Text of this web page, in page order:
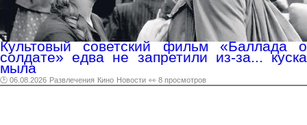
Культовый советский фильм «Баллада о
солдате» едва не запретили из-за... куска
мыла
🕑 06.08.2026 Развлечения Кино Новости 👀 8 просмотров